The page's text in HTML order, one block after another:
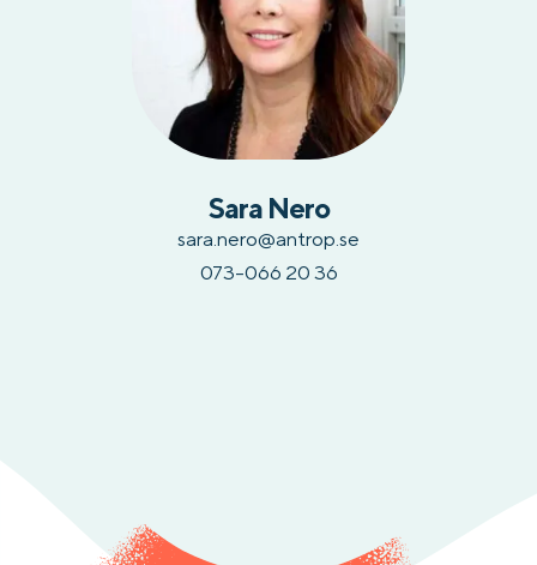
Sara Nero
sara.nero@antrop.se
073-066 20 36